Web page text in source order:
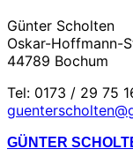
Günter Scholten
Oskar-Hoffmann-
44789 Bochum
Tel: 0173 / 29 75
Zum
GÜNTER